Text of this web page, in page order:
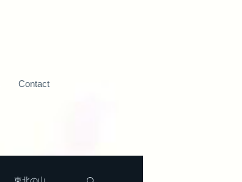
Contact